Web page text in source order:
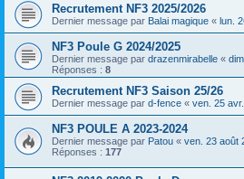
Recrutement NF3 2025/2026
Dernier message par Balai magique « lun.
NF3 Poule G 2024/2025
Dernier message par drazenmirabelle «
Réponses : 8
Recrutement NF3 Saison 25/26
Dernier message par d-fence « ven. 25
NF3 POULE A 2023-2024
Dernier message par Patou « ven. 23 août
Réponses : 177